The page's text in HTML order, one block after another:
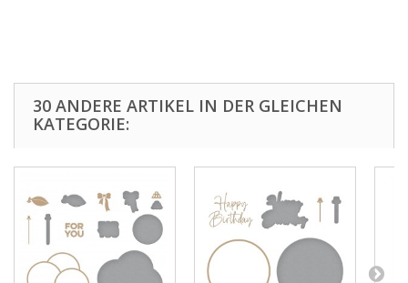
30 ANDERE ARTIKEL IN DER GLEICHEN
KATEGORIE: